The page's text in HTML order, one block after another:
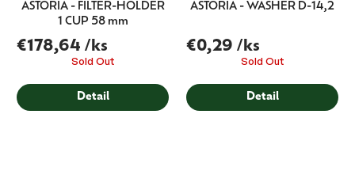
ASTORIA - FILTER-HOLDER
1 CUP 58 mm
€178,64 /ks
Sold Out
Detail
ASTORIA - WASHER D-14,2
€0,29 /ks
Sold Out
Detail